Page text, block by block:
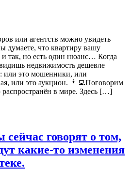
или агентств можно увидеть
думаете, что квартиру вашу
так, но есть один нюанс… Когда
недвижимость дешевле
или это мошенники, или
или это аукцион. 👨‍💻Поговорим
в мире. Здесь […]
говорят о том,
какие-то изменения